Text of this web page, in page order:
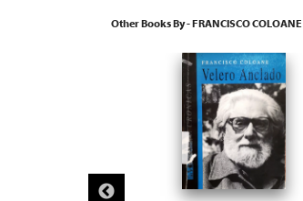
Other Books By - FRANCISCO COLOANE